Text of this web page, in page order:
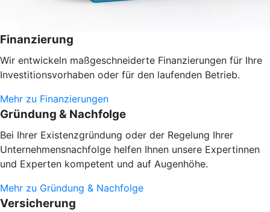
Finanzierung
Wir entwickeln maßgeschneiderte Finanzierungen für Ihre
Investitionsvorhaben oder für den laufenden Betrieb.
Mehr zu Finanzierungen
Gründung & Nachfolge
Bei Ihrer Existenzgründung oder der Regelung Ihrer
Unternehmensnachfolge helfen Ihnen unsere Expertinnen
und Experten kompetent und auf Augenhöhe.
Mehr zu Gründung & Nachfolge
Versicherung